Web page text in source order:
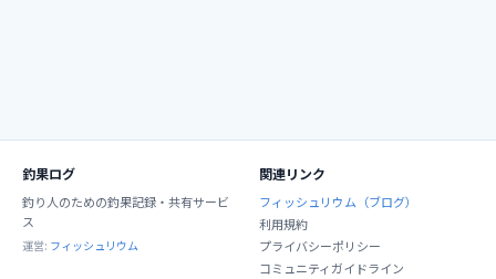
釣果ログ
釣り人のための釣果記録・共有サービ
ス
運営: フィッシュリウム
関連リンク
フィッシュリウム（ブログ）
利用規約
プライバシーポリシー
コミュニティガイドライン